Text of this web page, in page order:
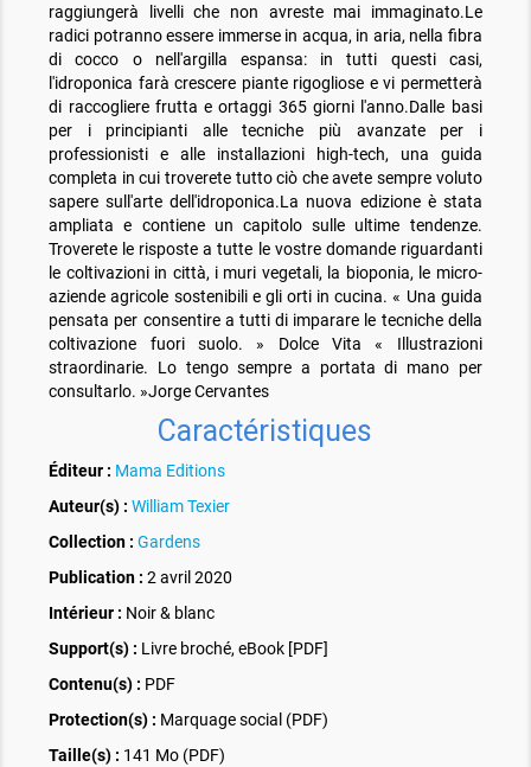
raggiungerà livelli che non avreste mai immaginato.Le
radici potranno essere immerse in acqua, in aria, nella fibra
di cocco o nell'argilla espansa: in tutti questi casi,
l'idroponica farà crescere piante rigogliose e vi permetterà
di raccogliere frutta e ortaggi 365 giorni l'anno.Dalle basi
per i principianti alle tecniche più avanzate per i
professionisti e alle installazioni high-tech, una guida
completa in cui troverete tutto ciò che avete sempre voluto
sapere sull'arte dell'idroponica.La nuova edizione è stata
ampliata e contiene un capitolo sulle ultime tendenze.
Troverete le risposte a tutte le vostre domande riguardanti
le coltivazioni in città, i muri vegetali, la bioponia, le micro-
aziende agricole sostenibili e gli orti in cucina. « Una guida
pensata per consentire a tutti di imparare le tecniche della
coltivazione fuori suolo. » Dolce Vita « Illustrazioni
straordinarie. Lo tengo sempre a portata di mano per
consultarlo. »Jorge Cervantes
Caractéristiques
Éditeur : Mama Editions
Auteur(s) : William Texier
Collection : Gardens
Publication : 2 avril 2020
Intérieur : Noir & blanc
Support(s) : Livre broché, eBook [PDF]
Contenu(s) : PDF
Protection(s) : Marquage social (PDF)
Taille(s) : 141 Mo (PDF)